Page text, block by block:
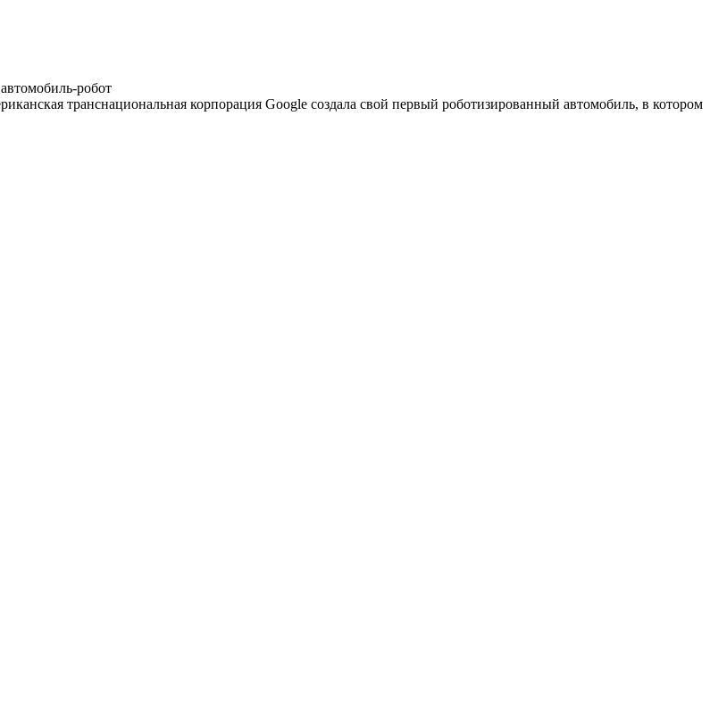
транснациональная корпорация Google создала свой первый роботизированный автомобиль, в котором